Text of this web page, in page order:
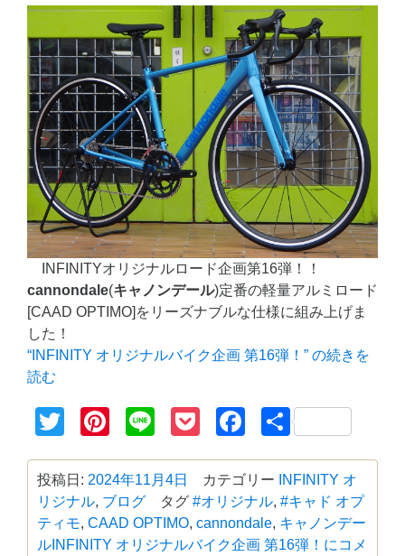
INFINITYオリジナルロード企画第16弾！！
cannondale(キャノンデール)定番の軽量アルミロード
[CAAD OPTIMO]をリーズナブルな仕様に組み上げま
した！
“INFINITY オリジナルバイク企画 第16弾！” の続きを
読む
TwitterPinterest
Line PocketFacebook
共
投稿日: 2024年11月4日 カテゴリー
INFINITY オ
リジナル, ブログ タグ #オリジナル, #キャド オプ
ティモ, CAAD OPTIMO, cannondale, キャノンデー
ル INFINITY オリジナルバイク企画 第16弾！に コメ